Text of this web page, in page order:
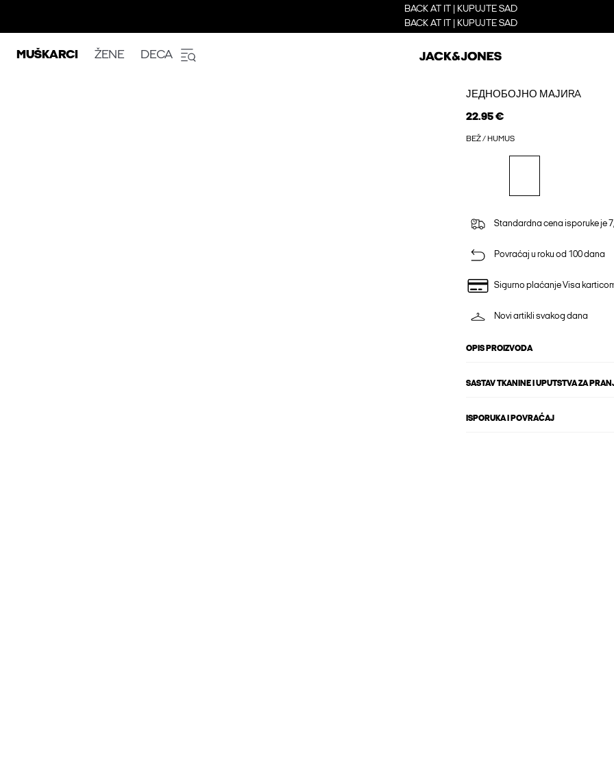
BACK AT IT | KUPUJTE SAD
BACK AT IT | KUPUJTE SAD
MUŠKARCI ŽENE DECA
ЈЕДНОБОЈНО МАЈИRA
22.95 €
BEŽ / HUMUS
Standardna cena isporuke je
Povraćaj u roku od 100 dana
Sigurno plaćanje Visa
Novi artikli svakog dana
OPIS PROIZVODA
SASTAV TKANINE I UPUTSTVA ZA
ISPORUKA I POVRAĆAJ